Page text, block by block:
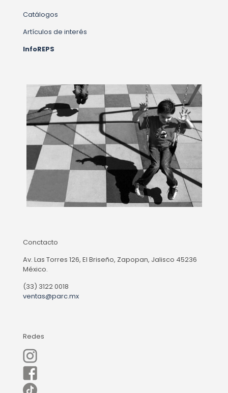
Catálogos
Artículos de interés
InfoREPS
Conctacto
Av. Las Torres 126, El Briseño, Zapopan, Jalisco 45236
México.
(33) 3122 0018
ventas@parc.mx
Redes